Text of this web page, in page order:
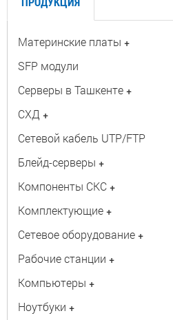
Материнские платы +
SFP модули
Серверы в Ташкенте +
СХД +
Сетевой кабель UTP/FTP
Блейд-серверы +
Компоненты СКС +
Комплектующие +
Сетевое оборудование +
Рабочие станции +
Компьютеры +
Ноутбуки +